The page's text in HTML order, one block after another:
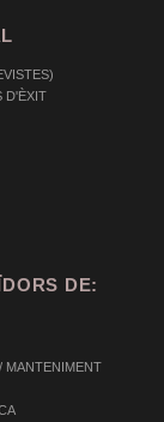
D'ÈXIT
DE:
MANTENIMENT